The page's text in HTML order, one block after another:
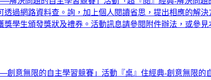
過網路資料查。詢，加上個人閱讀省思，提出相應的解
學生頒發獎狀及禮券。活動訊息請參閱附件辦法，或參見
創意無限的自主學習競賽」活動『桌』住經典-創意無限